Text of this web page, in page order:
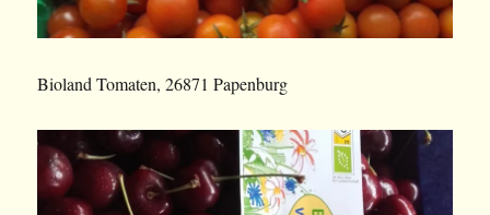
Bioland Tomaten, 26871 Papenburg